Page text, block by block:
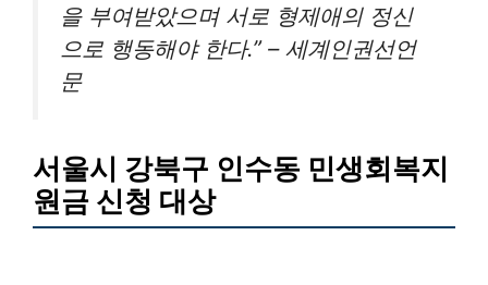
을 부여받았으며 서로 형제애의 정신
으로 행동해야 한다.” – 세계인권선언
문
서울시 강북구 인수동 민생회복지
원금 신청 대상